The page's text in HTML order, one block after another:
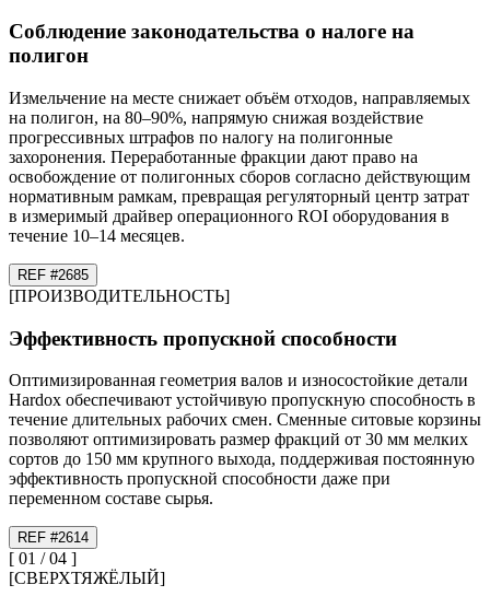
Соблюдение законодательства о налоге на
полигон
Измельчение на месте снижает объём отходов, направляемых
на полигон, на 80–90%, напрямую снижая воздействие
прогрессивных штрафов по налогу на полигонные
захоронения. Переработанные фракции дают право на
освобождение от полигонных сборов согласно действующим
нормативным рамкам, превращая регуляторный центр затрат
в измеримый драйвер операционного ROI оборудования в
течение 10–14 месяцев.
REF #2685
[ПРОИЗВОДИТЕЛЬНОСТЬ]
Эффективность пропускной способности
Оптимизированная геометрия валов и износостойкие детали
Hardox обеспечивают устойчивую пропускную способность в
течение длительных рабочих смен. Сменные ситовые корзины
позволяют оптимизировать размер фракций от 30 мм мелких
сортов до 150 мм крупного выхода, поддерживая постоянную
эффективность пропускной способности даже при
переменном составе сырья.
REF #2614
[ 01 /04 ]
[СВЕРХТЯЖЁЛЫЙ]